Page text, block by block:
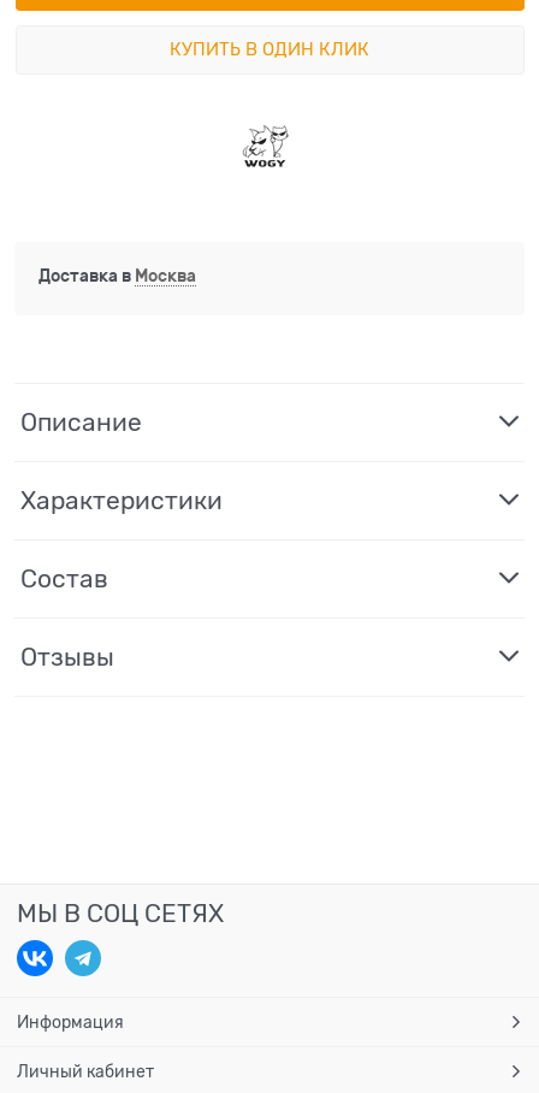
КУПИТЬ В ОДИН КЛИК
Доставка в Москва
Описание
Характеристики
Состав
Отзывы
МЫ В СОЦ СЕТЯХ
Информация
Личный кабинет